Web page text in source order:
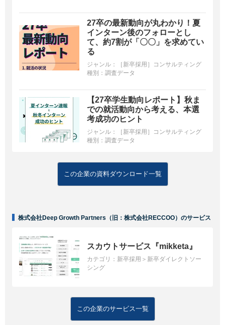
27卒の最新動向が丸わかり！夏
インターン後のフォローとし
て、約7割が「〇〇」を求めてい
る
ジャンル：
［新卒採用］コンサルティング
種別： 調査データ
【27卒学生動向レポート】秋ま
での就活動向から考える、本選
考成功のヒント
ジャンル：
［新卒採用］コンサルティング
種別： 調査データ
この企業の資料ダウンロード一覧
株式会社Deep Growth Partners（旧：株式会社RECCOO）のサービス
スカウトサービス『mikketa』
カテゴリ： 新卒採用＞新卒ダイレクトソー
シング
この企業のサービス一覧